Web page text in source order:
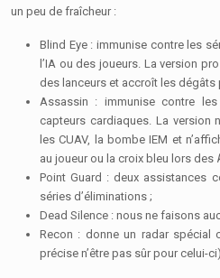
un peu de fraîcheur :
Blind Eye : immunise contre les
l’IA ou des joueurs. La version
des lanceurs et accroît les dégâts
Assassin : immunise contre
capteurs cardiaques. La version
les CUAV, la bombe IEM et
au joueur ou la croix bleu lors des
Point Guard : deux assistances
séries d’éliminations ;
Dead Silence : nous ne faisons
Recon : donne un radar spécial
précise n’être pas sûr pour celui-ci).